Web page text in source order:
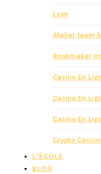
Lyon
Atelier team
Bookmaker
Casino En
Casino En
Casino En
Crypto
L’ÉCOLE
BLOG